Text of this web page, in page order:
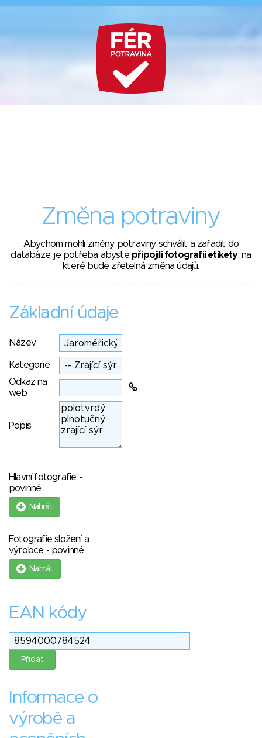
Změna potraviny
Abychom mohli změny potraviny schválit a zařadit do
databáze, je potřeba abyste připojili fotografii etikety, na
které bude zřetelná změna údajů.
Základní údaje
Název
Kategorie
Odkaz na
web
Popis
Hlavní fotografie -
povinné
Nahrát
Fotografie složení a
výrobce - povinné
Nahrát
EAN kódy
Informace o
výrobě a